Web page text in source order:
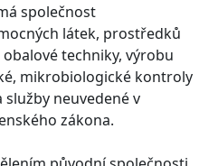
společnost
látek, prostředků
techniky, výrobu
mikrobiologické kontroly
služby neuvedené v
zákona.